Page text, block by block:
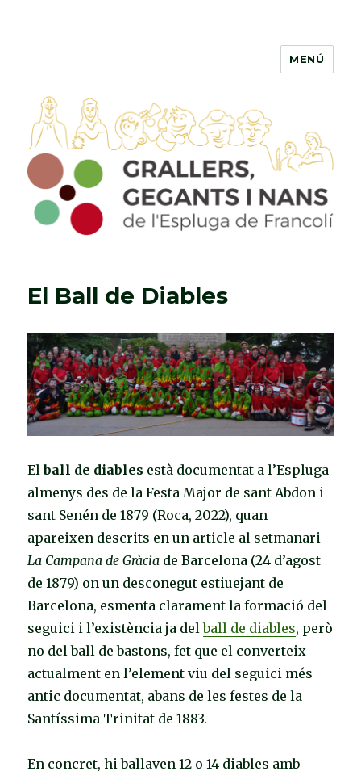
Grallers, Gegants i Nans de
l'Espluga de Francolí
MENÚ
El Ball de Diables
Elball de diables està documentat a l’Espluga
almenys des de la Festa Major de sant Abdon i
sant Senén de 1879 (Roca, 2022), quan
apareixen descrits en un article al setmanari
La Campana de Gràcia de Barcelona (24 d’agost
de 1879) on un desconegut estiuejant de
Barcelona, esmenta clarament la formació del
seguici i l’existència ja delball de diables, però
no del ball de bastons, fet que el converteix
actualment en l’element viu del seguici més
antic documentat, abans de les festes de la
Santíssima Trinitat de 1883.
En concret, hi ballaven 12 o 14 diables amb